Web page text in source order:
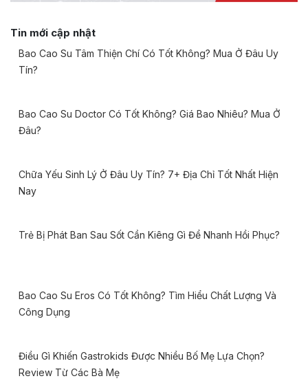
Tin mới cập nhật
Bao Cao Su Tâm Thiện Chí Có Tốt Không? Mua Ở Đâu Uy
Tín?
Bao Cao Su Doctor Có Tốt Không? Giá Bao Nhiêu? Mua Ở
Đâu?
Chữa Yếu Sinh Lý Ở Đâu Uy Tín? 7+ Địa Chỉ Tốt Nhất Hiện
Nay
Trẻ Bị Phát Ban Sau Sốt Cần Kiêng Gì Để Nhanh Hồi Phục?
Bao Cao Su Eros Có Tốt Không? Tìm Hiểu Chất Lượng Và
Công Dụng
Điều Gì Khiến Gastrokids Được Nhiều Bố Mẹ Lựa Chọn?
Review Từ Các Bà Mẹ